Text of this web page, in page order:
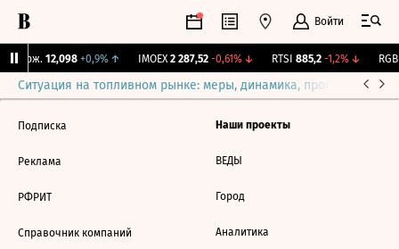
Войти
Бирж. 12,098 +0,9%↑ IMOEX 2 287,52 -0,61%↓ RTSI 885,2 -1,2%↓ RGBI
Ситуация на топливном рынке: меры, динамика, прогнозы
Подписка
Реклама
РФРИТ
Справочник компаний
Наши проекты
ВЕДЫ
Город
Аналитика